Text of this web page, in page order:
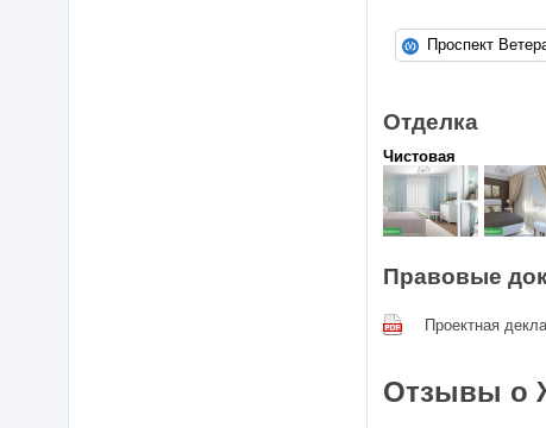
Отделка
Чистовая
Правовые
Проектная
Отзывы о